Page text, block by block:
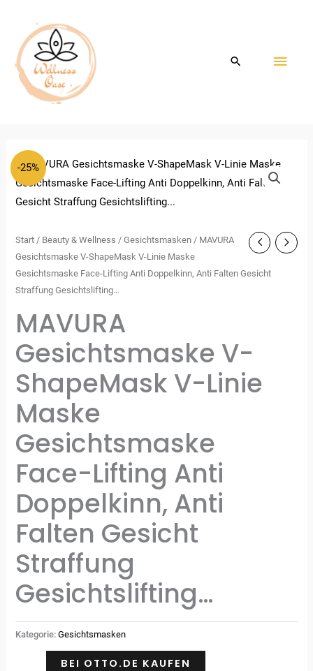
springen
-25%
Start / Beauty & Wellness /Gesichtsmasken / MAVURA
Gesichtsmaske V-ShapeMask V-Linie Maske
Gesichtsmaske Face-Lifting Anti Doppelkinn, Anti Falten Gesicht
Straffung Gesichtslifting…
MAVURA
Gesichtsmaske V-
ShapeMask V-Linie
Maske
Gesichtsmaske
Face-Lifting Anti
Doppelkinn, Anti
Falten Gesicht
Straffung
Gesichtslifting…
Kategorie:Gesichtsmasken
BEI OTTO.DE KAUFEN